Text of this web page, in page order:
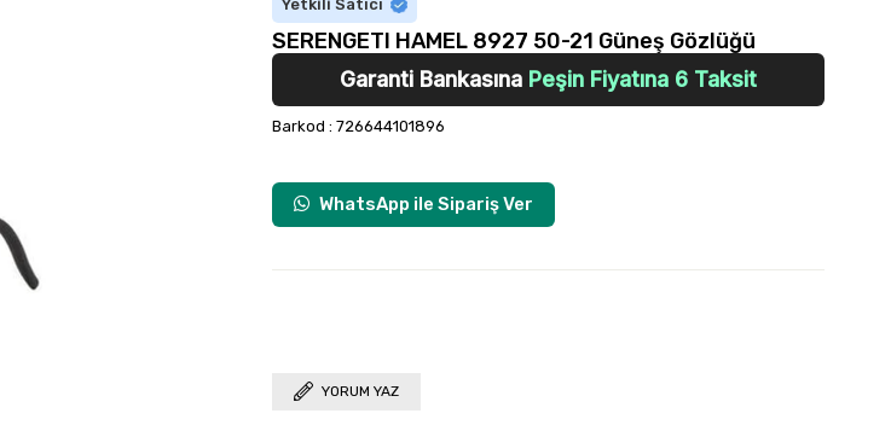
Yetkili Satıcı
SERENGETI HAMEL 8927 50-21 Güneş Gözlüğü
Garanti Bankasına Peşin Fiyatına 6 Taksit
Barkod : 726644101896
WhatsApp ile Sipariş Ver
YORUM YAZ